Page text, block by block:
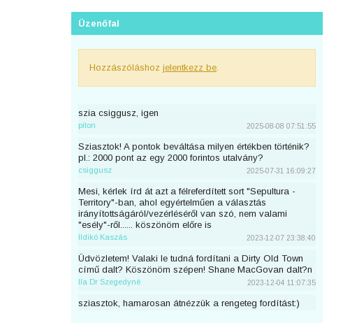
Üzenőfal
Hozzászóláshoz jelentkezz be
szia csiggusz, igen
piton 2025-08-08 07:51:55
Sziasztok! A pontok beváltása milyen értékben történik?
pl.: 2000 pont az egy 2000 forintos utalvány?
csiggusz 2025-07-31 16:09:27
Mesi, kérlek írd át azt a félreferdített sort "Sepultura -
Territory"-ban, ahol egyértelműen a választás
irányítottságáról/vezérléséről van szó, nem valami
"esély"-ről...... köszönöm előre is
Ildikó Kaszás 2023-12-07 23:38:40
Üdvözletem! Valaki le tudná fordítani a Dirty Old Town
című dalt? Köszönöm szépen! Shane MacGovan dalt?n
Ila Dr Szegedyné 2023-12-04 11:07:35
sziasztok, hamarosan átnézzük a rengeteg fordítást:)